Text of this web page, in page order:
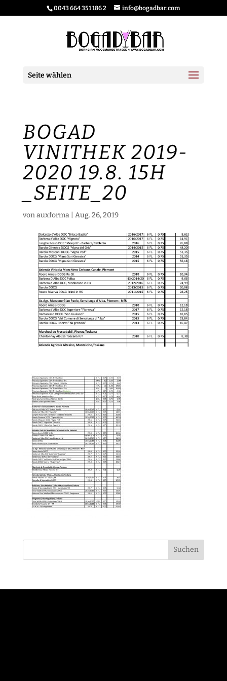
0043 664 351 186 2 info@bogadbar.com
Seite wählen
BOGAD
VINITHEK 2019-
2020 19.8. 15H
_SEITE_20
vonauxforma| Aug. 26, 2019